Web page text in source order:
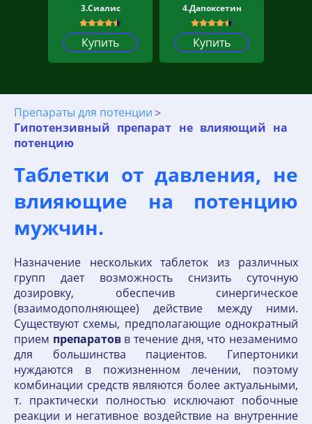
3.Сиалис
Купить
4.Дапоксетин
Купить
Препараты для потенции
Гипотензивный препарат не влияющий на
потенцию
Таблетки от давления, не
влияющие на потенцию
мужчин.
Назначение нескольких таблеток из различных
групп дает возможность снизить суточную
дозировку, обеспечив синергическое
(взаимодополняющее) действие между ними.
Существуют схемы, предполагающие однократный
прием препаратовв течение дня, что незаменимо
для большинства пациентов. Гипертоники
нуждаются в пожизненном лечении, поэтому
комбинации средств являются более актуальными,
т. практически полностью исключают побочные
реакции и негативное воздействие на внутренние